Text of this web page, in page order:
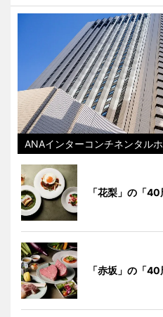
ANAインターコンチネンタル
「花梨」の「40
「赤坂」の「40